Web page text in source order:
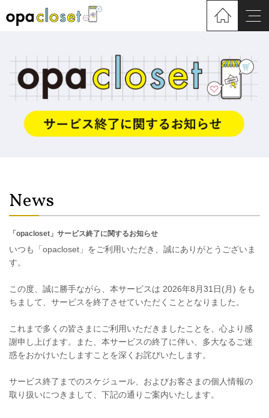
News
「opacloset」サービス終了に関するお知らせ
いつも「opacloset」をご利用いただき、誠にありがとうございま
す。
この度、誠に勝手ながら、本サービスは 2026年8月31日(月) をも
ちまして、サービスを終了させていただくこととなりました。
これまで多くの皆さまにご利用いただきましたことを、心より感
謝申し上げます。また、本サービスの終了に伴い、多大なるご迷
惑をおかけいたしますことを深くお詫びいたします。
サービス終了までのスケジュール、およびお客さまの個人情報の
取り扱いにつきまして、下記の通りご案内いたします。